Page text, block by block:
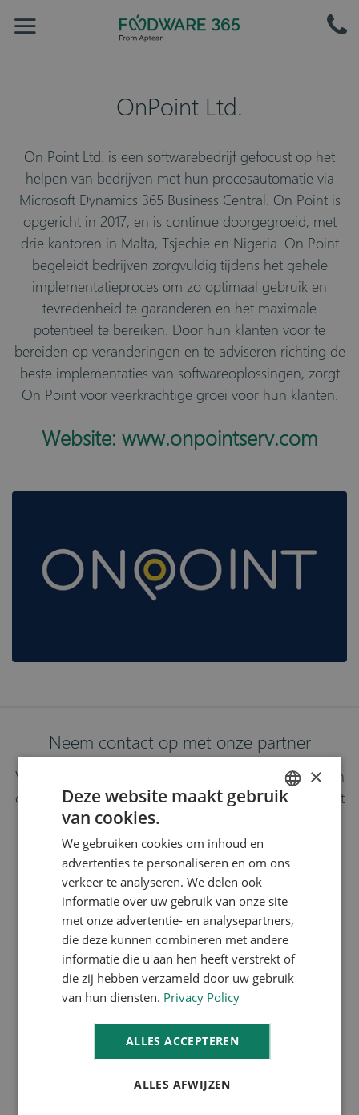
OnPoint Ltd.
On Point Ltd. is een softwarebedrijf gefocust op het
helpen van bedrijven met hun procesautomatie via
Microsoft Dynamics 365 Business Central. On Point is
opgericht in 2017, en is continue doorgegroeid, met
drie kantoren in Malta, Tsjechië en Nigeria. On Point
begeleidt bedrijven zorgvuldig tijdens het gehele
implementatieproces om zo optimaal gebruik en
tevredenheid te garanderen en het maximale
potentieel te bereiken. Door hun klanten voor te
bereiden op veranderingen en te adviseren richting de
beste implementaties van softwareoplossingen, zorgt
On Point voor veerkrachtige groei voor hun klanten.
Website: www.onpointserv.com
Neem contact op met onze partner
Vul het onderstaande formulier in en wij brengen je in
contact met onze partner. Tevens verzekeren wij je dat
de juiste persoon de contactaanvraag ontvangt.
×
Deze website maakt gebruik
van cookies.
We gebruiken cookies om inhoud en
advertenties te personaliseren en om ons
verkeer te analyseren. We delen ook
informatie over uw gebruik van onze site
met onze advertentie- en analysepartners,
die deze kunnen combineren met andere
informatie die u aan hen heeft verstrekt of
die zij hebben verzameld door uw gebruik
van hun diensten. Privacy Policy
ALLES ACCEPTEREN
ALLES AFWIJZEN